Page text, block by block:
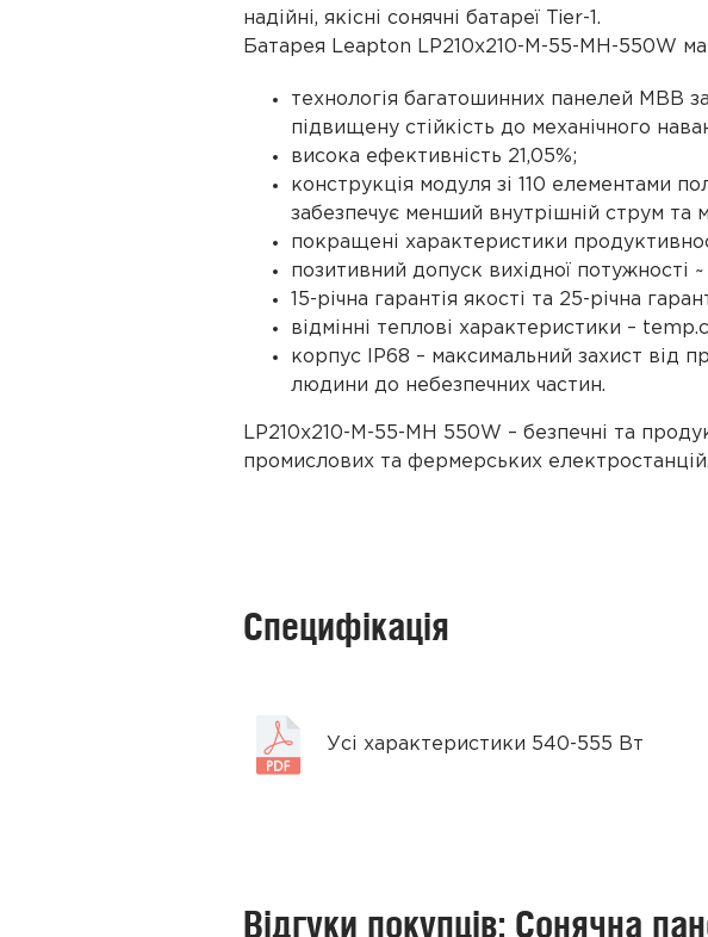
надійні, якісні сонячні батареї Tier-1.
Батарея Leapton LP210x210-M-55-MH-550W
технологія багатошинних панелей МВВ
підвищену стійкість до механічного
висока ефективність 21,05%;
конструкція модуля зі 110 елементами
забезпечує менший внутрішній струм та
покращені характеристики
позитивний допуск вихідної потужності ~
15-річна гарантія якості та 25-річна
відмінні теплові характеристики –
корпус IP68 – максимальний захист від
людини до небезпечних частин.
LP210x210-M-55-MH 550W – безпечні та
промислових та фермерських електростанцій.
Специфікація
Усі характеристики 540-555 Вт
Відгуки покупців: Сонячна